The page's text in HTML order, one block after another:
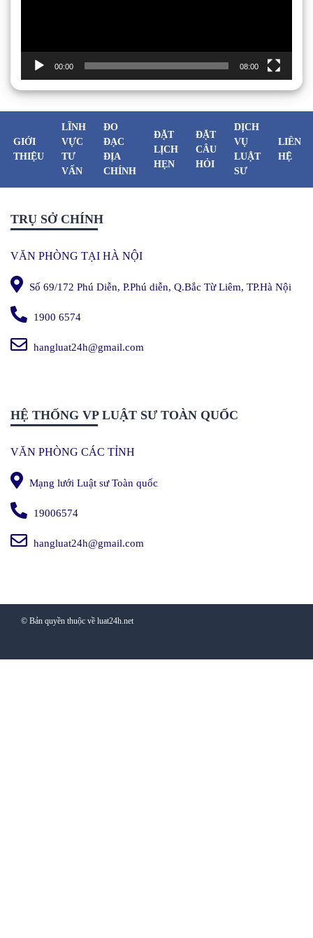
00:00 08:00
GIỚI
THIỆU
LĨNH
VỰC
TƯ
VẤN
ĐO
ĐẠC
ĐỊA
CHÍNH
ĐẶT
LỊCH
HẸN
ĐẶT
CÂU
HỎI
DỊCH
VỤ
LUẬT
SƯ
LIÊN
HỆ
TRỤ SỞ CHÍNH
VĂN PHÒNG TẠI HÀ NỘI
Số 69/172 Phú Diễn, P.Phú diễn, Q.Bắc Từ Liêm, TP.Hà Nội
1900 6574
hangluat24h@gmail.com
HỆ THỐNG VP LUẬT SƯ TOÀN QUỐC
VĂN PHÒNG CÁC TỈNH
Mạng lưới Luật sư Toàn quốc
19006574
hangluat24h@gmail.com
© Bản quyền thuộc về luat24h.net